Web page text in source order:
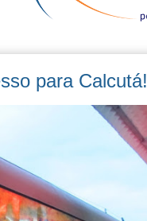
para Calcutá!